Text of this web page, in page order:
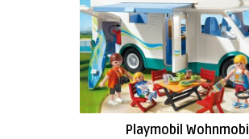
Playmobil Wohnmobil